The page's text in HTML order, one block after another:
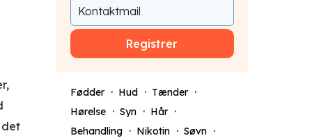
det
Registrer
Fødder Hud
Tænder
Hørelse
Syn
Hår
Behandling
Nikotin
Søvn